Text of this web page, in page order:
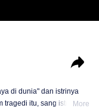
di dunia" dan istrinya
itu, sang istri
More